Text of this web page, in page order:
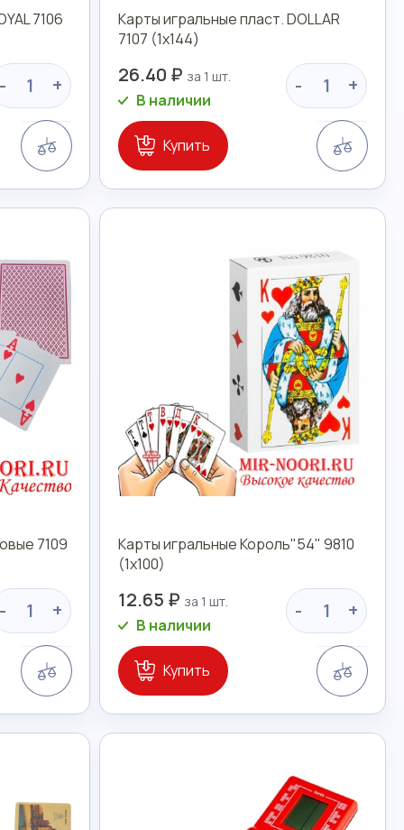
7106
- +
Сравнение
Карты игральные пласт. DOLLAR
7107 (1х144)
26.40 ₽ - +
В наличии
Купить
7109
- +
Сравнение
Карты игральные Король"54" 9810
(1х100)
12.65 ₽ - +
В наличии
Купить